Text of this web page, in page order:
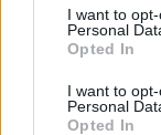
I want to
Personal
Opted In
I want to
Personal
Opted In
2026
[MA] Elige
árbol